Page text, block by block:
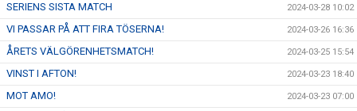
SERIENS SISTA MATCH 2024-03-28 10:02
VI PASSAR PÅ ATT FIRA TÖSERNA! 2024-03-26 16:36
ÅRETS VÄLGÖRENHETSMATCH! 2024-03-25 15:54
VINST I AFTON! 2024-03-23 18:40
MOT AMO! 2024-03-23 07:00